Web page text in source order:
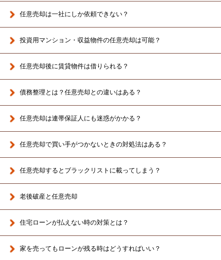
任意売却は一社にしか依頼できない？
投資用マンション・収益物件の任意売却は可能？
任意売却後に賃貸物件は借りられる？
債務整理とは？任意売却との違いはある？
任意売却は連帯保証人にも迷惑がかかる？
任意売却で買い手がつかないときの対処法はある？
任意売却するとブラックリストに載ってしまう？
老後破産と任意売却
住宅ローンが払えない時の対策とは？
家を売ってもローンが残る時はどうすればいい？